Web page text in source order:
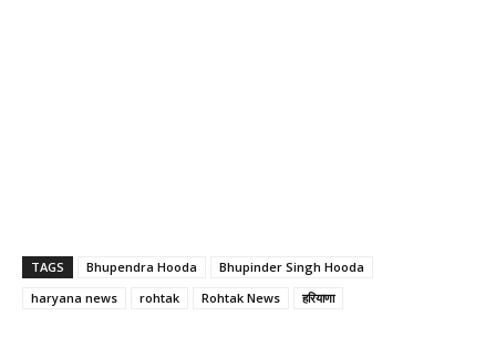
TAGS Bhupendra Hooda
Bhupinder Singh Hooda
haryana news
rohtak Rohtak News हरियाणा